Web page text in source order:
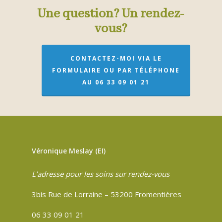
Une question? Un rendez-
vous?
CONTACTEZ-MOI VIA LE
FORMULAIRE OU PAR TÉLÉPHONE
AU 06 33 09 01 21
Véronique Meslay (EI)
L’adresse pour les soins sur rendez-vous
3bis Rue de Lorraine – 53200 Fromentières
06 33 09 01 21